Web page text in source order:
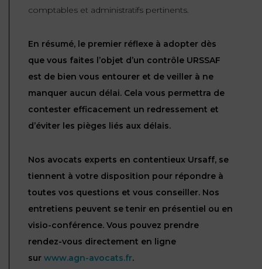
comptables et administratifs pertinents.
En résumé, le premier réflexe à adopter dès
que vous faites l’objet d’un contrôle URSSAF
est de bien vous entourer et de veiller à ne
manquer aucun délai. Cela vous permettra de
contester efficacement un redressement et
d’éviter les pièges liés aux délais.
Nos avocats experts en contentieux Ursaff, se
tiennent à votre disposition pour répondre à
toutes vos questions et vous conseiller. Nos
entretiens peuvent se tenir en présentiel ou en
visio-conférence. Vous pouvez prendre
rendez-vous directement en ligne
sur www.agn-avocats.fr.